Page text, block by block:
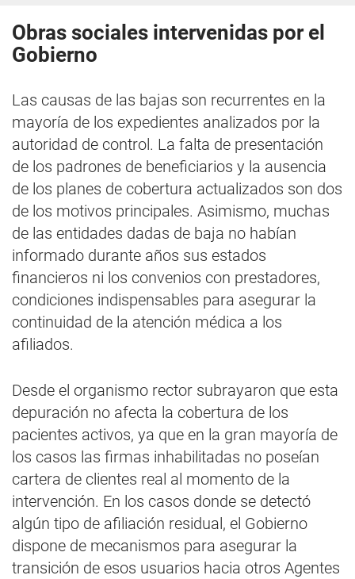
Obras sociales intervenidas por el
Gobierno
Las causas de las bajas son recurrentes en la
mayoría de los expedientes analizados por la
autoridad de control. La falta de presentación
de los padrones de beneficiarios y la ausencia
de los planes de cobertura actualizados son dos
de los motivos principales. Asimismo, muchas
de las entidades dadas de baja no habían
informado durante años sus estados
financieros ni los convenios con prestadores,
condiciones indispensables para asegurar la
continuidad de la atención médica a los
afiliados.
Desde el organismo rector subrayaron que esta
depuración no afecta la cobertura de los
pacientes activos, ya que en la gran mayoría de
los casos las firmas inhabilitadas no poseían
cartera de clientes real al momento de la
intervención. En los casos donde se detectó
algún tipo de afiliación residual, el Gobierno
dispone de mecanismos para asegurar la
transición de esos usuarios hacia otros Agentes